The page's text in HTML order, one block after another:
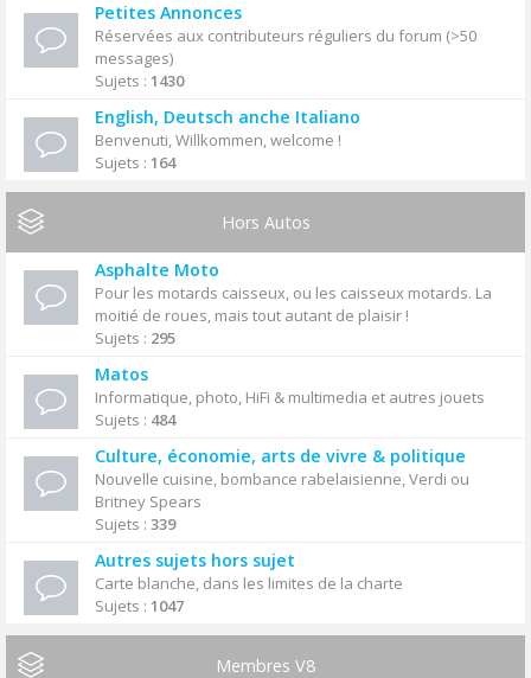
Petites Annonces
Réservées aux contributeurs réguliers du forum (>50
messages)
Sujets : 1430
English, Deutsch anche Italiano
Benvenuti, Willkommen, welcome !
Sujets : 164
Hors Autos
Asphalte Moto
Pour les motards caisseux, ou les caisseux motards. La
moitié de roues, mais tout autant de plaisir !
Sujets : 295
Matos
Informatique, photo, HiFi & multimedia et autres jouets
Sujets : 484
Culture, économie, arts de vivre & politique
Nouvelle cuisine, bombance rabelaisienne, Verdi ou
Britney Spears
Sujets : 339
Autres sujets hors sujet
Carte blanche, dans les limites de la charte
Sujets : 1047
Membres V8